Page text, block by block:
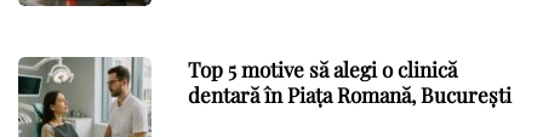
Top 5 motive să alegi o clinică
dentară în Piața Romană, București